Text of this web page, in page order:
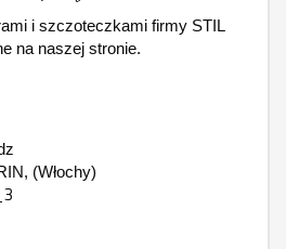
i szczoteczkami firmy STIL
na naszej stronie.
(Włochy)